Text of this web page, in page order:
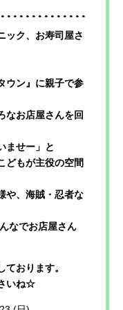
ック、お寿司屋さ
ウン』に親子で参
なお店屋さんを回
ませー」と
どもが主役の空間
や、海賊・忍者な
なでお店屋さん
おります。
いね☆